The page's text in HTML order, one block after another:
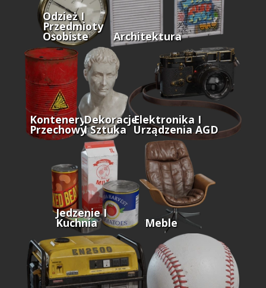
Odzież I
Przedmioty
Osobiste Architektura
Kontenery I
Przechowywanie
Dekoracje
I Sztuka
Elektronika I
Urządzenia AGD
Jedzenie I
Kuchnia Meble